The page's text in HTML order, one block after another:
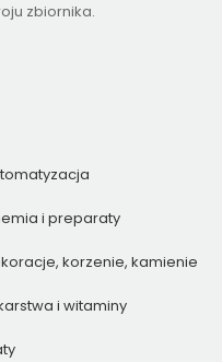
zbiornika.
i preparaty
korzenie, kamienie
i witaminy